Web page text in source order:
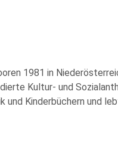
1981 in
Kultur- und
und Kinderbüchern und